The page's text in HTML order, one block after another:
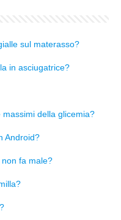
sul materasso?
in asciugatrice?
della glicemia?
Android?
fa male?